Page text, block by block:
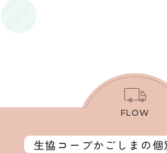
FLOW
生協コープかごしまの